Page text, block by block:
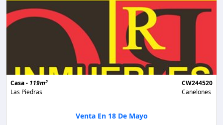
Casa - 119m2
Las Piedras
CW244520
Canelones
Venta En 18 De Mayo